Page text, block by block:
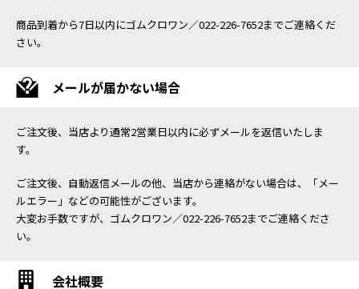
商品到着から7日以内にゴムクロワン／022-226-7652までご連絡くだ
さい。
メールが届かない場合
ご注文後、当店より通常2営業日以内に必ずメールを返信いたしま
す。
ご注文後、自動返信メールの他、当店から連絡がない場合は、「メー
ルエラー」などの可能性がございます。
大変お手数ですが、ゴムクロワン／022-226-7652までご連絡くださ
い。
会社概要